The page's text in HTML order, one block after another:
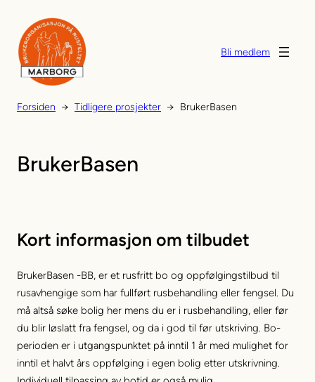
innhold
Bli medlem
Forsiden → Tidligere prosjekter → BrukerBasen
BrukerBasen
Kort informasjon om tilbudet
BrukerBasen -BB, er et rusfritt bo og oppfølgingstilbud til
rusavhengige som har fullført rusbehandling eller fengsel. Du
må altså søke bolig her mens du er i rusbehandling, eller før
du blir løslatt fra fengsel, og da i god til før utskriving. Bo-
perioden er i utgangspunktet på inntil 1 år med mulighet for
inntil et halvt års oppfølging i egen bolig etter utskrivning.